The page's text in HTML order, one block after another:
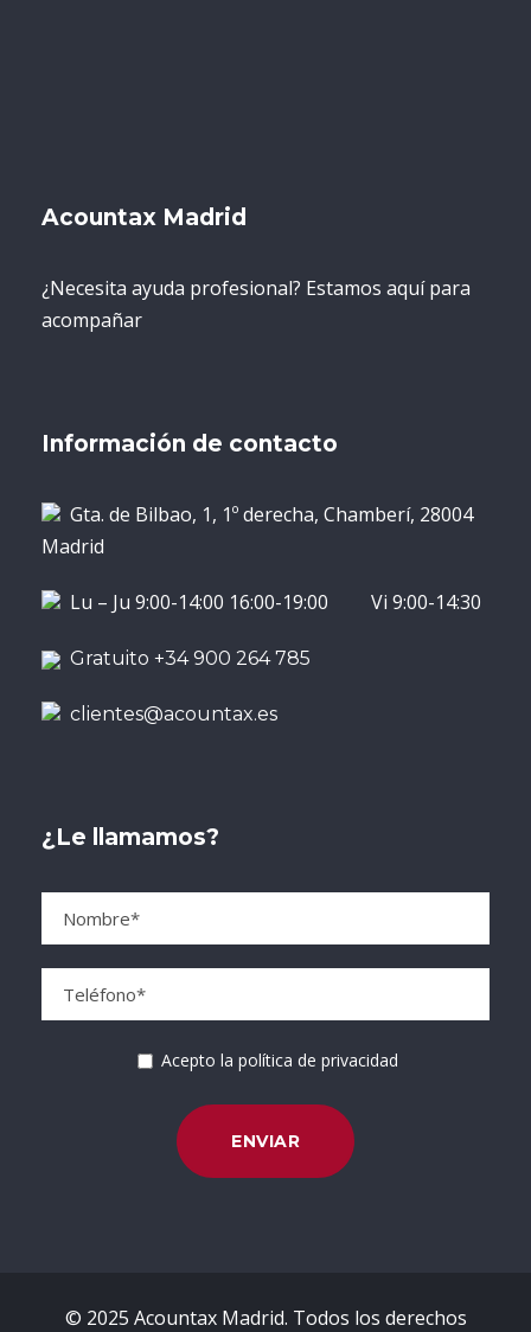
Acountax Madrid
¿Necesita ayuda profesional? Estamos aquí para
acompañar
Información de contacto
Gta. de Bilbao, 1, 1º derecha, Chamberí, 28004
Madrid
Lu – Ju 9:00-14:00 16:00-19:00 Vi 9:00-14:30
Gratuito +34 900 264 785
clientes@acountax.es
¿Le llamamos?
Acepto la política de privacidad
© 2025 Acountax Madrid. Todos los derechos